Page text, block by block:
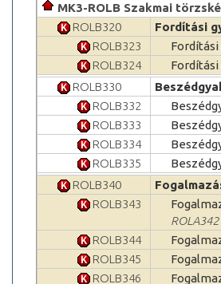
MK3-ROLB Szakmai
ROLB320
Fordítási
ROLB323
Fordítási
ROLB324
Fordítási
ROLB330
ROLB332
ROLB333
ROLB334
ROLB335
ROLB340
ROLB343
ROLA342
ROLB344
ROLB345
ROLB346